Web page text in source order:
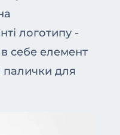
логотипу -
себе елемент
палички для